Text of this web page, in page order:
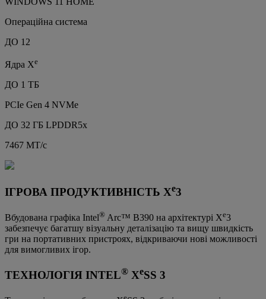
Операційна система
ДО 12
Ядра Xe
ДО 1 ТБ
PCIe Gen 4 NVMe
ДО 32 ГБ LPDDR5x
7467 MT/с
ІГРОВА ПРОДУКТИВНІСТЬ Xe3
Вбудована графіка Intel® Arc™ B390 на архітектурі Xe3
забезпечує багатшу візуальну деталізацію та вищу швидкість
гри на портативних пристроях, відкриваючи нові можливості
для вимогливих ігор.
ТЕХНОЛОГІЯ INTEL® XeSS 3